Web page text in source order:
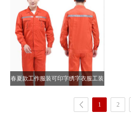
春夏款工作服装可印字绣字衣服工装
1 2